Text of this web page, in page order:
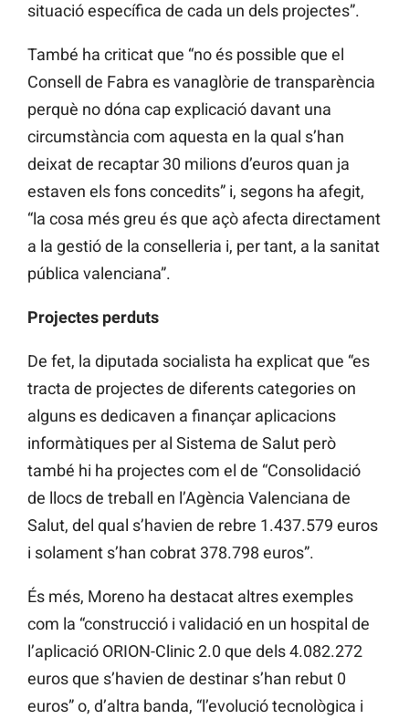
situació específica de cada un dels projectes”.
També ha criticat que “no és possible que el
Consell de Fabra es vanaglòrie de transparència
perquè no dóna cap explicació davant una
circumstància com aquesta en la qual s’han
deixat de recaptar 30 milions d’euros quan ja
estaven els fons concedits” i, segons ha afegit,
“la cosa més greu és que açò afecta directament
a la gestió de la conselleria i, per tant, a la sanitat
pública valenciana”.
Projectes perduts
De fet, la diputada socialista ha explicat que “es
tracta de projectes de diferents categories on
alguns es dedicaven a finançar aplicacions
informàtiques per al Sistema de Salut però
també hi ha projectes com el de “Consolidació
de llocs de treball en l’Agència Valenciana de
Salut, del qual s’havien de rebre 1.437.579 euros
i solament s’han cobrat 378.798 euros”.
És més, Moreno ha destacat altres exemples
com la “construcció i validació en un hospital de
l’aplicació ORION-Clinic 2.0 que dels 4.082.272
euros que s’havien de destinar s’han rebut 0
euros” o, d’altra banda, “l’evolució tecnològica i